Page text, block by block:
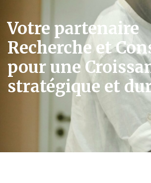
Votre partenaire
Recherche et
pour une
stratégique et